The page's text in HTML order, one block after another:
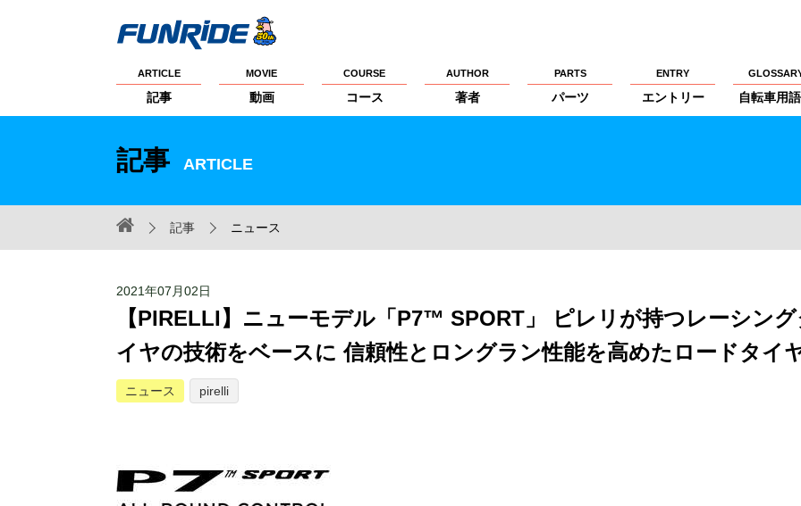
ARTICLE
記事
MOVIE
動画
COURSE
コース
AUTHOR
著者
PARTS
パーツ
ENTRY
エントリー 自転車用
記事 ARTICLE
記事 ニュース
2021年07月02日
【PIRELLI】ニューモデル「P7™ SPORT」 ピレリが持つレーシン
イヤの技術をベースに 信頼性とロングラン性能を高めたロードタイ
ニュース pirelli